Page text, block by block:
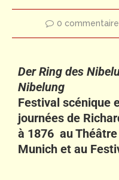
0
Der Ring des
Nibelung
Festival scénique
journées de
à 1876 au
Munich et au